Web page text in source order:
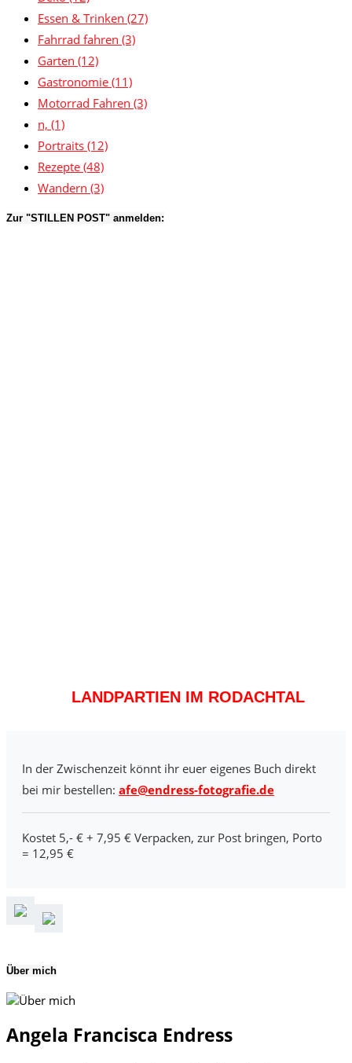
Essen & Trinken (27)
Fahrrad fahren (3)
Garten (12)
Gastronomie (11)
Motorrad Fahren (3)
n, (1)
Portraits (12)
Rezepte (48)
Wandern (3)
Zur "STILLEN POST" anmelden:
LANDPARTIEN IM RODACHTAL
In der Zwischenzeit könnt ihr euer eigenes Buch direkt
bei mir bestellen: afe@endress-fotografie.de
Kostet 5,- € + 7,95 € Verpacken, zur Post bringen, Porto
= 12,95 €
Über mich
Angela Francisca Endress